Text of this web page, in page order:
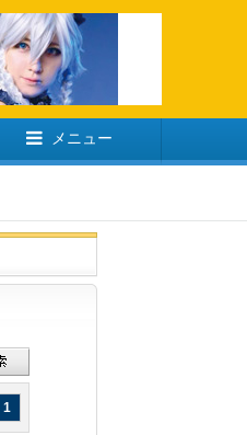
メニュー
1